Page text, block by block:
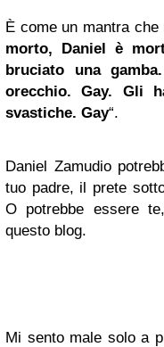
È come un mantra
morto, Daniel è
bruciato una
orecchio. Gay. Gli
svastiche. Gay“.
Daniel Zamudio
tuo padre, il prete
O potrebbe essere
questo blog.
Mi sento male solo a